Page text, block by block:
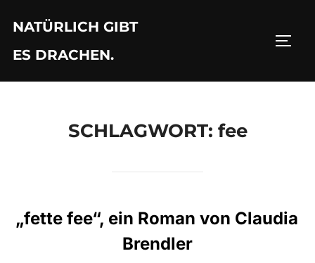
Inhalten
springen
NATÜRLICH GIBT
ES DRACHEN.
SCHLAGWORT: fee
„fette fee“, ein Roman von Claudia
Brendler